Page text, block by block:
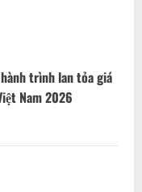
trình lan tỏa giá
Nam 2026